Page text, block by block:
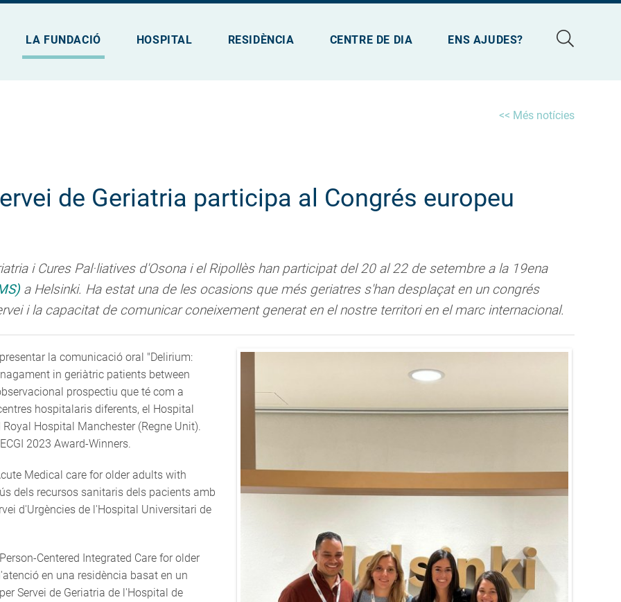
LA FUNDACIÓ HOSPITAL RESIDÈNCIA CENTRE DE DIA ENS AJUDES?
<< Més notícies
de Geriatria participa al Congrés europeu
i Cures Pal·liatives d'Osona i el Ripollès han participat del 20 al 22 de setembre a la 19ena
a Helsinki. Ha estat una de les ocasions que més geriatres s'han desplaçat en un congrés
i la capacitat de comunicar coneixement generat en el nostre territori en el marc internacional.
la comunicació oral "Delirium:
in geriàtric patients between
prospectiu que té com a
hospitalaris diferents, el Hospital
Hospital Manchester (Regne Unit).
2023 Award-Winners.
Medical care for older adults with
dels recursos sanitaris dels pacients amb
d'Urgències de l'Hospital Universitari de
Centered Integrated Care for older
en una residència basat en un
Servei de Geriatria de l'Hospital de